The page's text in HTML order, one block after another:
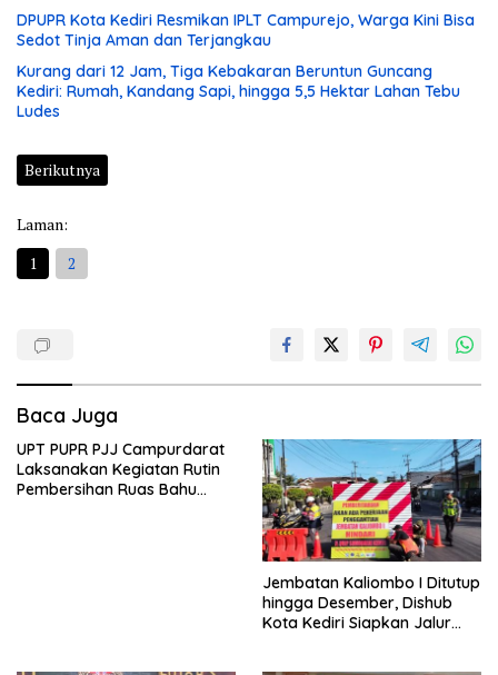
DPUPR Kota Kediri Resmikan IPLT Campurejo, Warga Kini Bisa
Sedot Tinja Aman dan Terjangkau
Kurang dari 12 Jam, Tiga Kebakaran Beruntun Guncang
Kediri: Rumah, Kandang Sapi, hingga 5,5 Hektar Lahan Tebu
Ludes
Berikutnya
Laman:
1
2
Baca Juga
UPT PUPR PJJ Campurdarat
Laksanakan Kegiatan Rutin
Pembersihan Ruas Bahu
Jembatan Kaliombo I Ditutup
hingga Desember, Dishub
Kota Kediri Siapkan Jalur